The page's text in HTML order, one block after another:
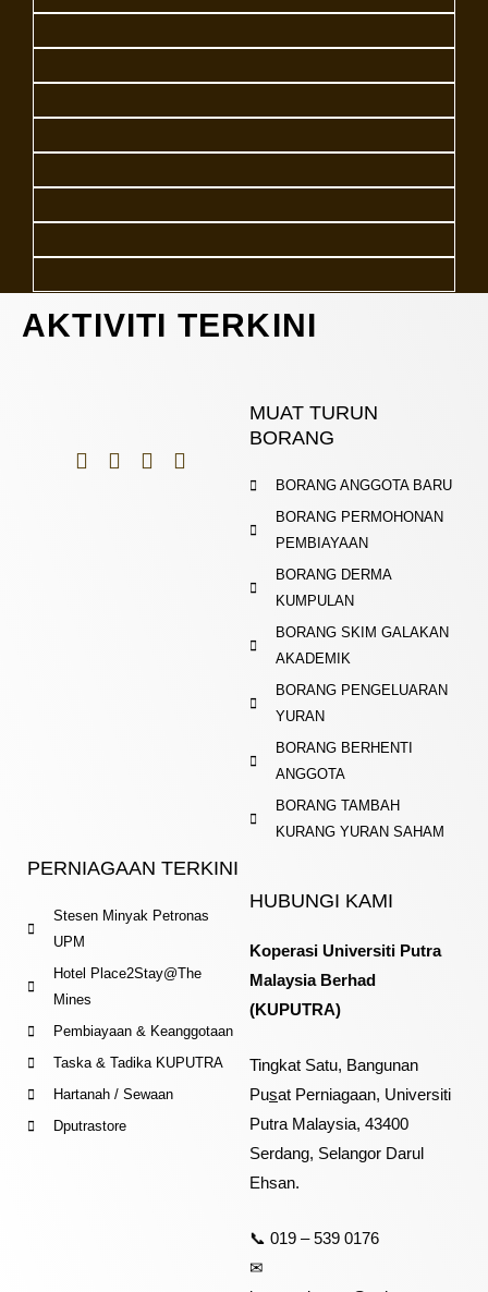
AKTIVITI TERKINI
MUAT TURUN
BORANG
BORANG ANGGOTA BARU
BORANG PERMOHONAN
PEMBIAYAAN
BORANG DERMA
KUMPULAN
BORANG SKIM GALAKAN
AKADEMIK
BORANG PENGELUARAN
YURAN
BORANG BERHENTI
ANGGOTA
BORANG TAMBAH
KURANG YURAN SAHAM
PERNIAGAAN TERKINI
Stesen Minyak Petronas
UPM
Hotel Place2Stay@The
Mines
Pembiayaan & Keanggotaan
Taska & Tadika KUPUTRA
Hartanah / Sewaan
Dputrastore
HUBUNGI KAMI
Koperasi Universiti Putra
Malaysia Berhad
(KUPUTRA)
Tingkat Satu, Bangunan
Pusat Perniagaan, Universiti
Putra Malaysia, 43400
Serdang, Selangor Darul
Ehsan.
📞 019 – 539 0176
✉︎